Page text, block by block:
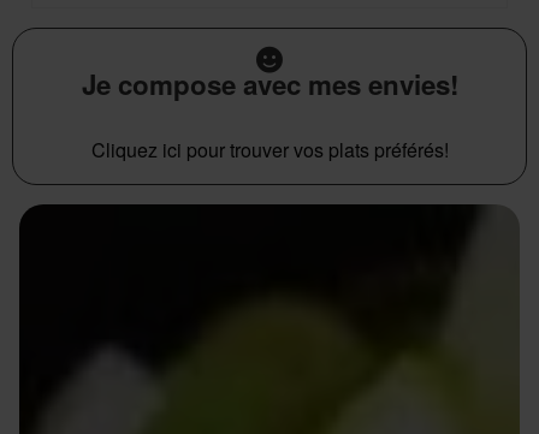
Je compose avec mes envies!
Cliquez ici pour trouver vos plats préférés!